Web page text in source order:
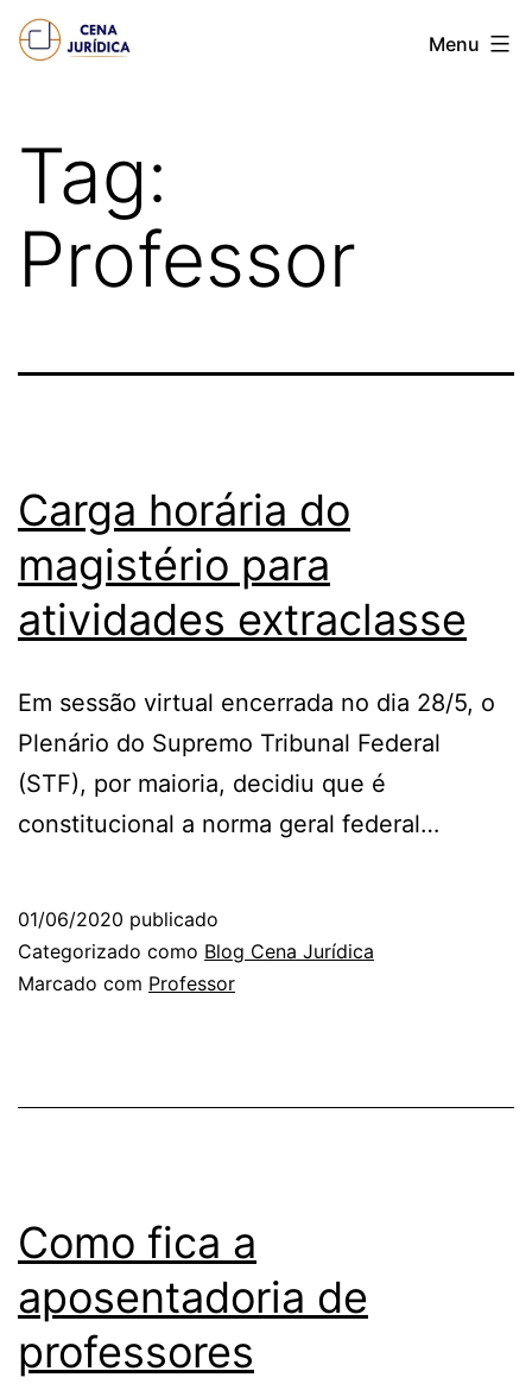
Pular
para
conteúdo
Cena
Menu
Tag:
Professor
Carga horária do
magistério para
atividades extraclasse
Em sessão virtual encerrada no dia 28/5, o
Plenário do Supremo Tribunal Federal
(STF), por maioria, decidiu que é
constitucional a norma geral federal…
01/06/2020 publicado
Categorizado como Blog Cena Jurídica
Marcado com Professor
Como fica a
aposentadoria de
professores